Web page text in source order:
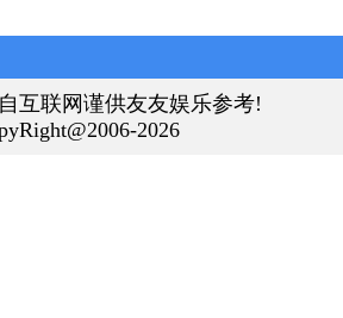
互联网谨供友友娱乐参考!
2026